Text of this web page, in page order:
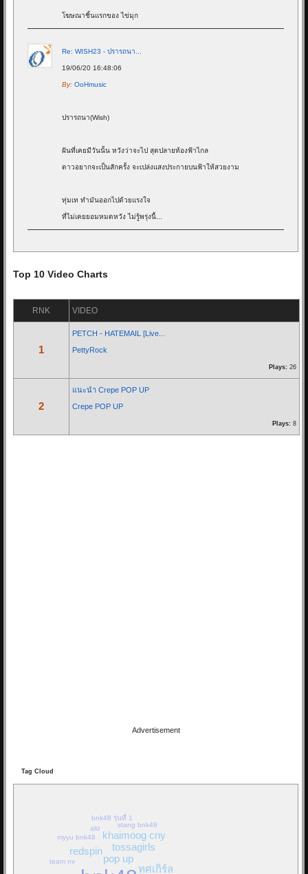
โฆษณาชิ้นแรกของ ไข่มุก
Re: WISH23 - ปรารถนา...
19/06/20 16:48:06
By: OoHmusic
ปรารถนา(Wish)
ฝันที่เคยมีวันนั้น หวังว่าจะไป สุดปลายท้องฟ้าไกล
ดาวอยากจะเป็นสักครั้ง จะเปล่งแสงประกายบนฟ้าให้สวยงาม
ทุ่มเท ทำมันออกไปด้วยแรงใจ
ที่ไม่เคยยอมหมดหวัง ไม่รู้พรุ่งนี้...
Re: Goodnight - ALIZ...
Re: ฟ้าหลังฝน - Nine...
OoHmusic
เธอจะคิดถึงฉันบ้างไหมคนดี
Re: วินาที Stang BNK48
25/11/18 08:21:12
Top 10 Video Charts
RNK VIDEO
1
PETCH - HATEMAIL [Live...
PettyRock
Plays: 26
2
แนะนำ Crepe POP UP
Crepe POP UP
Plays: 8
Advertisement
Tag Cloud
redspin
pop up
tossagirls
ทศเกิร์ล
khaimoog cny
team nv
myyu bnk48
stang bnk48
aliz
bnk48 รุ่นที่ 1